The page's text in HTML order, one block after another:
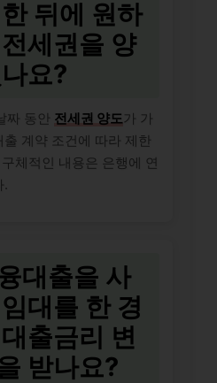
뒤에 원하
세권을 양
요?
짜 동안 전세권 양도 가 가
계약 조건에 따라 제한
체적인 내용은 은행에 연
대출을 사
대를 한 경
출금리 변
받나요?